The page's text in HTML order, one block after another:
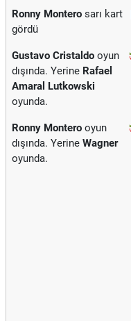
Ronny Montero sarı kart
gördü
Gustavo Cristaldo oyun
dışında. Yerine Rafael
Amaral Lutkowski
oyunda.
Ronny Montero oyun
dışında. Yerine Wagner
oyunda.